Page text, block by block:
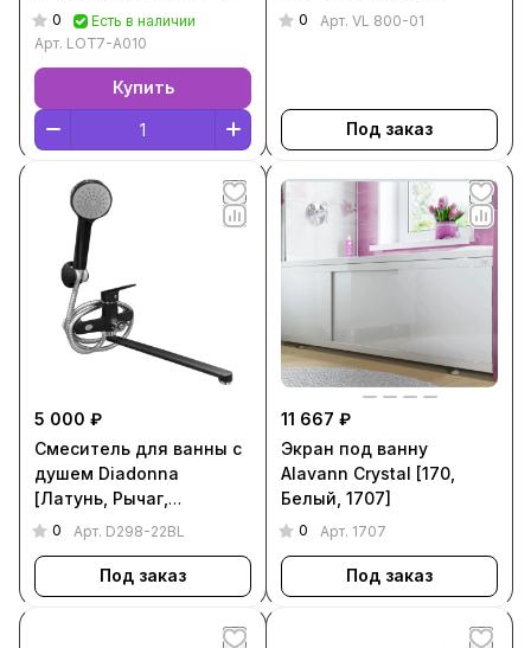
A010]
0
Есть в наличии
Арт. LOT7-A010
Купить
Круглый, Хром, VL 800-
0 Арт. VL 800-01
Под заказ
5 000 ₽
Смеситель для ванны с
душем Diadonna
[Латунь, Рычаг,
Квадратный, Чёрный,
0 Арт. D298-22BL
Под заказ
11 667 ₽
Экран под ванну
Alavann Crystal [170,
Белый, 1707]
0 Арт. 1707
Под заказ